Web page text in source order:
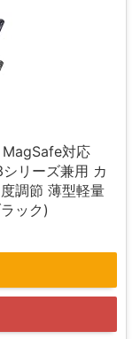
対応
リーズ兼用 カ
調節 薄型軽量
ック)